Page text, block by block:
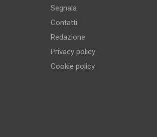
Segnala
Contatti
Redazione
Privacy policy
Cookie policy